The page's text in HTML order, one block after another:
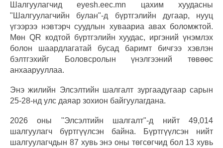
Шалгуулагчид eyesh.eec.mn цахим хуудасны
"Шалгуулагчийн булан"-д бүртгэлийн дугаар, нууц
үгээрээ нэвтэрч суудлын хуваариа авах боломжтой.
Мөн QR кодтой бүртгэлийн хуудас, иргэний үнэмлэх
болон шаардлагатай бусад баримт бичгээ хэвлэн
бэлтгэхийг Боловсролын үнэлгээний төвөөс
анхаарууллаа.
Энэ жилийн Элсэлтийн шалгалт зургаадугаар сарын
25-28-нд улс даяар зохион байгуулагдана.
2026 оны "Элсэлтийн шалгалт"-д нийт 49,014
шалгуулагч бүртгүүлсэн байна. Бүртгүүлсэн нийт
шалгуулагчдын 87 хувь энэ оны төгсөгчид бол 13 хувь